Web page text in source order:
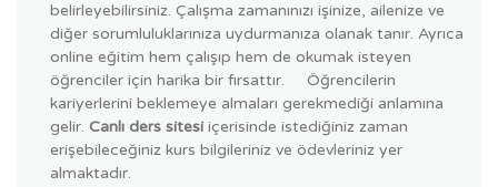
belirleyebilirsiniz. Çalışma zamanınızı işinize, ailenize ve
diğer sorumluluklarınıza uydurmanıza olanak tanır. Ayrıca
online eğitim hem çalışıp hem de okumak isteyen
öğrenciler için harika bir fırsattır. Öğrencilerin
kariyerlerini beklemeye almaları gerekmediği anlamına
gelir. Canlı ders sitesi içerisinde istediğiniz zaman
erişebileceğiniz kurs bilgileriniz ve ödevleriniz yer
almaktadır.